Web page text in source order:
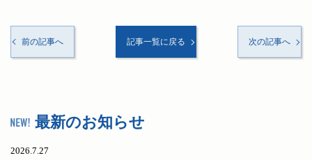
前の記事へ 記事一覧に戻る 次の記事へ
最新のお知らせ
2026.7.27